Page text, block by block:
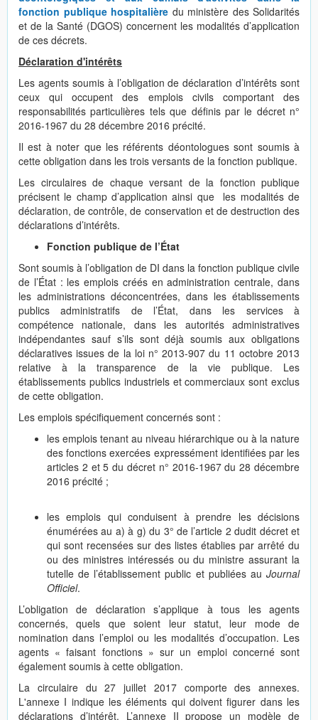
fonction publique hospitalière du ministère des Solidarités
et de la Santé (DGOS) concernent les modalités d’application
de ces décrets.
Déclaration d'intérêts
Les agents soumis à l’obligation de déclaration d’intérêts sont
ceux qui occupent des emplois civils comportant des
responsabilités particulières tels que définis par le décret n°
2016-1967 du 28 décembre 2016 précité.
Il est à noter que les référents déontologues sont soumis à
cette obligation dans les trois versants de la fonction publique.
Les circulaires de chaque versant de la fonction publique
précisent le champ d’application ainsi que les modalités de
déclaration, de contrôle, de conservation et de destruction des
déclarations d’intérêts.
Fonction publique de l’État
Sont soumis à l’obligation de DI dans la fonction publique civile
de l’État : les emplois créés en administration centrale, dans
les administrations déconcentrées, dans les établissements
publics administratifs de l’État, dans les services à
compétence nationale, dans les autorités administratives
indépendantes sauf s’ils sont déjà soumis aux obligations
déclaratives issues de la loi n° 2013-907 du 11 octobre 2013
relative à la transparence de la vie publique. Les
établissements publics industriels et commerciaux sont exclus
de cette obligation.
Les emplois spécifiquement concernés sont :
les emplois tenant au niveau hiérarchique ou à la nature
des fonctions exercées expressément identifiées par les
articles 2 et 5 du décret n° 2016-1967 du 28 décembre
2016 précité ;
les emplois qui conduisent à prendre les décisions
énumérées au a) à g) du 3° de l’article 2 dudit décret et
qui sont recensées sur des listes établies par arrêté du
ou des ministres intéressés ou du ministre assurant la
tutelle de l’établissement public et publiées au Journal
Officiel.
L’obligation de déclaration s’applique à tous les agents
concernés, quels que soient leur statut, leur mode de
nomination dans l’emploi ou les modalités d’occupation. Les
agents « faisant fonctions » sur un emploi concerné sont
également soumis à cette obligation.
La circulaire du 27 juillet 2017 comporte des annexes.
L'annexe I indique les éléments qui doivent figurer dans les
déclarations d’intérêt. L’annexe II propose un modèle de